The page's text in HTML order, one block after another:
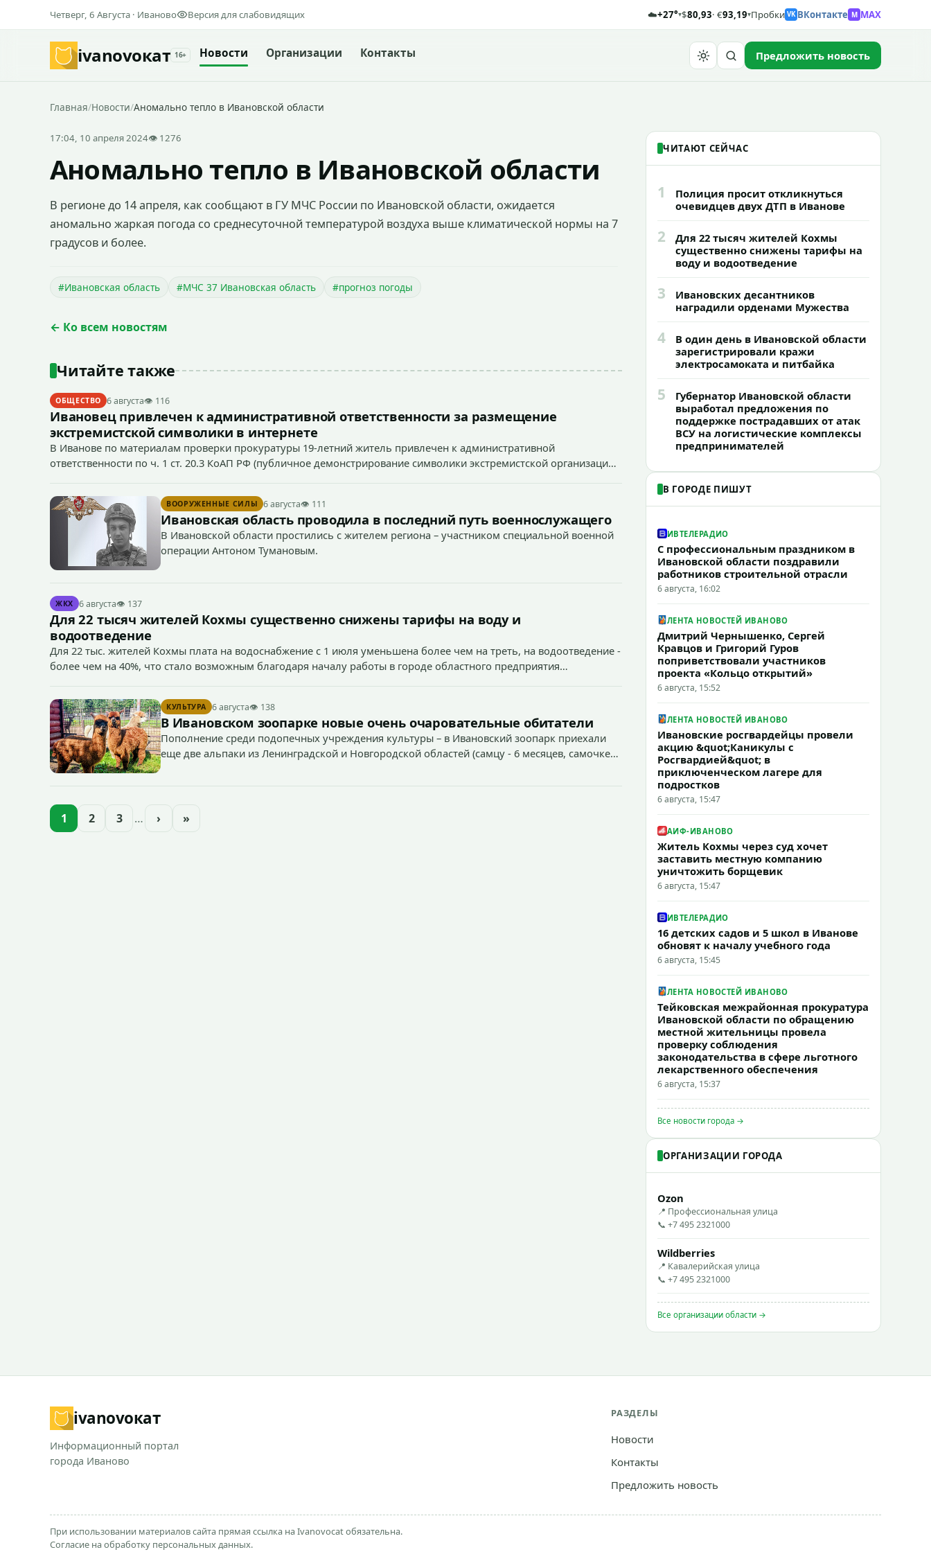
Четверг, 6 Августа · Иваново Версия для слабовидящих ☁️+27°▾$80,93· €93,19▾Пробки VK ВКонтакте M MAX
ivanovoкат 16+ Новости Организации Контакты Предложить новость
Главная/Новости/Аномально тепло в Ивановской области
17:04, 10 апреля 2024👁 1276
Аномально тепло в Ивановской области
В регионе до 14 апреля, как сообщают в ГУ МЧС России по Ивановской области, ожидается
аномально жаркая погода со среднесуточной температурой воздуха выше климатической нормы на 7
градусов и более.
#Ивановская область #МЧС 37 Ивановская область #прогноз погоды
← Ко всем новостям
Читайте также
ОБЩЕСТВО 6 августа👁 116
Ивановец привлечен к административной ответственности за размещение
экстремистской символики в интернете
В Иванове по материалам проверки прокуратуры 19-летний житель привлечен к административной
ответственности по ч. 1 ст. 20.3 КоАП РФ (публичное демонстрирование символики экстремистской организации,
символики в сети Интернет.
ВООРУЖЕННЫЕ СИЛЫ 6 августа👁 111
Ивановская область проводила в последний путь военнослужащего
В Ивановской области простились с жителем региона – участником специальной военной
операции Антоном Тумановым.
ЖКХ 6 августа👁 137
Для 22 тысяч жителей Кохмы существенно снижены тарифы на воду и
водоотведение
Для 22 тыс. жителей Кохмы плата на водоснабжение с 1 июля уменьшена более чем на треть, на водоотведение -
более чем на 40%, что стало возможным благодаря началу работы в городе областного предприятия
КУЛЬТУРА 6 августа👁 138
В Ивановском зоопарке новые очень очаровательные обитатели
Пополнение среди подопечных учреждения культуры – в Ивановский зоопарк приехали
еще две альпаки из Ленинградской и Новгородской областей (самцу - 6 месяцев, самочке
1 2 3 … › »
ЧИТАЮТ СЕЙЧАС
1
Полиция просит откликнуться
очевидцев двух ДТП в Иванове
2
Для 22 тысяч жителей Кохмы
существенно снижены тарифы на
воду и водоотведение
3
Ивановских десантников
наградили орденами Мужества
4
В один день в Ивановской области
зарегистрировали кражи
электросамоката и питбайка
5
Губернатор Ивановской области
выработал предложения по
поддержке пострадавших от атак
ВСУ на логистические комплексы
предпринимателей
В ГОРОДЕ ПИШУТ
ИВТЕЛЕРАДИО
С профессиональным праздником в
Ивановской области поздравили
работников строительной отрасли
6 августа, 16:02
ЛЕНТА НОВОСТЕЙ ИВАНОВО
Дмитрий Чернышенко, Сергей
Кравцов и Григорий Гуров
поприветствовали участников
проекта «Кольцо открытий»
6 августа, 15:52
ЛЕНТА НОВОСТЕЙ ИВАНОВО
Ивановские росгвардейцы провели
акцию &quot;Каникулы с
Росгвардией&quot; в
приключенческом лагере для
подростков
6 августа, 15:47
АИФ-ИВАНОВО
Житель Кохмы через суд хочет
заставить местную компанию
уничтожить борщевик
6 августа, 15:47
ИВТЕЛЕРАДИО
16 детских садов и 5 школ в Иванове
обновят к началу учебного года
6 августа, 15:45
ЛЕНТА НОВОСТЕЙ ИВАНОВО
Тейковская межрайонная прокуратура
Ивановской области по обращению
местной жительницы провела
проверку соблюдения
законодательства в сфере льготного
лекарственного обеспечения
6 августа, 15:37
Все новости города →
ОРГАНИЗАЦИИ ГОРОДА
Ozon
📍 Профессиональная улица
📞 +7 495 2321000
Wildberries
📍 Кавалерийская улица
📞 +7 495 2321000
Все организации области →
ivanovoкат
Информационный портал
города Иваново
РАЗДЕЛЫ
Новости
Контакты
Предложить новость
При использовании материалов сайта прямая ссылка на Ivanovocat обязательна.
Согласие на обработку персональных данных.